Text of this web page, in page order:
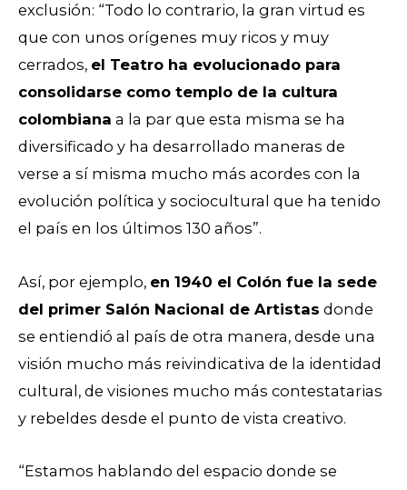
exclusión: “Todo lo contrario, la gran virtud es
que con unos orígenes muy ricos y muy
cerrados, el Teatro ha evolucionado para
consolidarse como templo de la cultura
colombiana a la par que esta misma se ha
diversificado y ha desarrollado maneras de
verse a sí misma mucho más acordes con la
evolución política y sociocultural que ha tenido
el país en los últimos 130 años”.
Así, por ejemplo, en 1940 el Colón fue la sede
del primer Salón Nacional de Artistas donde
se entiendió al país de otra manera, desde una
visión mucho más reivindicativa de la identidad
cultural, de visiones mucho más contestatarias
y rebeldes desde el punto de vista creativo.
“Estamos hablando del espacio donde se